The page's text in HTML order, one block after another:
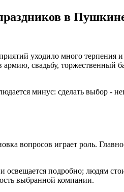
в
уходило много терпения
свадьбу, торжественный
минус: сделать выбор -
вопросов играет роль.
подробно; людям
выбранной компании.